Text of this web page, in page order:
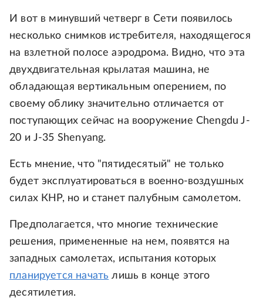
И вот в минувший четверг в Сети появилось
несколько снимков истребителя, находящегося
на взлетной полосе аэродрома. Видно, что эта
двухдвигательная крылатая машина, не
обладающая вертикальным оперением, по
своему облику значительно отличается от
поступающих сейчас на вооружение Chengdu J-
20 и J-35 Shenyang.
Есть мнение, что "пятидесятый" не только
будет эксплуатироваться в военно-воздушных
силах КНР, но и станет палубным самолетом.
Предполагается, что многие технические
решения, примененные на нем, появятся на
западных самолетах, испытания которых
планируется начать лишь в конце этого
десятилетия.